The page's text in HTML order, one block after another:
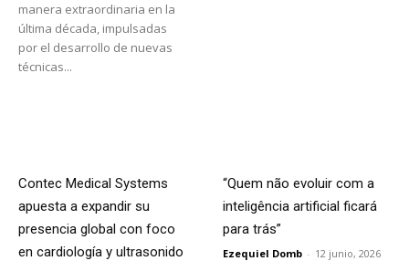
manera extraordinaria en la
última década, impulsadas
por el desarrollo de nuevas
técnicas...
Contec Medical Systems
apuesta a expandir su
presencia global con foco
en cardiología y ultrasonido
“Quem não evoluir com a
inteligência artificial ficará
para trás”
Ezequiel Domb - 12 junio, 2026